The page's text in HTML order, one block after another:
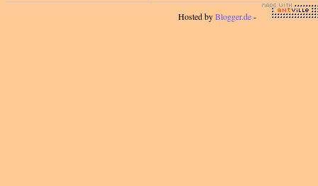
Hosted byBlogger.de-